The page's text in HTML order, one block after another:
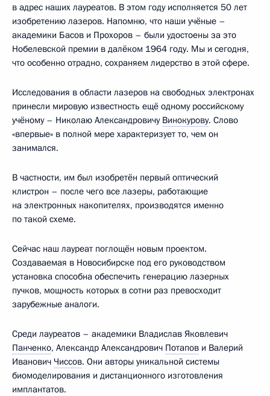
в адрес наших лауреатов. В этом году исполняется 50 лет
изобретению лазеров. Напомню, что наши учёные –
академики Басов и Прохоров – были удостоены за это
Нобелевской премии в далёком 1964 году. Мы и сегодня,
что особенно отрадно, сохраняем лидерство в этой сфере.
Исследования в области лазеров на свободных электронах
принесли мировую известность ещё одному российскому
учёному – Николаю Александровичу Винокурову. Слово
«впервые» в полной мере характеризует то, чем он
занимался.
В частности, им был изобретён первый оптический
клистрон – после чего все лазеры, работающие
на электронных накопителях, производятся именно
по такой схеме.
Сейчас наш лауреат поглощён новым проектом.
Создаваемая в Новосибирске под его руководством
установка способна обеспечить генерацию лазерных
пучков, мощность которых в сотни раз превосходит
зарубежные аналоги.
Среди лауреатов – академики Владислав Яковлевич
Панченко, Александр Александрович Потапов и Валерий
Иванович Чиссов. Они авторы уникальной системы
биомоделирования и дистанционного изготовления
имплантатов.